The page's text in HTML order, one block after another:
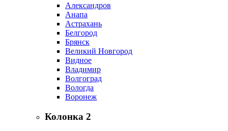
Александров
Анапа
Астрахань
Белгород
Брянск
Великий Новгород
Видное
Владимир
Волгоград
Вологда
Воронеж
Колонка 2